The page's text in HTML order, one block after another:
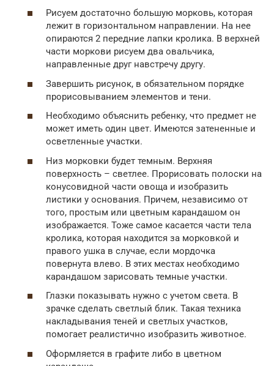
Рисуем достаточно большую морковь, которая
лежит в горизонтальном направлении. На нее
опираются 2 передние лапки кролика. В верхней
части моркови рисуем два овальчика,
направленные друг навстречу другу.
Завершить рисунок, в обязательном порядке
прорисовыванием элементов и тени.
Необходимо объяснить ребенку, что предмет не
может иметь один цвет. Имеются затененные и
осветленные участки.
Низ морковки будет темным. Верхняя
поверхность – светлее. Прорисовать полоски на
конусовидной части овоща и изобразить
листики у основания. Причем, независимо от
того, простым или цветным карандашом он
изображается. Тоже самое касается части тела
кролика, которая находится за морковкой и
правого ушка в случае, если мордочка
повернута влево. В этих местах необходимо
карандашом зарисовать темные участки.
Глазки показывать нужно с учетом света. В
зрачке сделать светлый блик. Такая техника
накладывания теней и светлых участков,
помогает реалистично изобразить животное.
Оформляется в графите либо в цветном